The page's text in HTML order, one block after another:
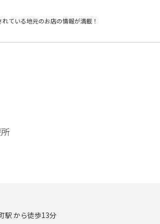
れている地元のお店の情報が満載！
駅 から徒歩13分